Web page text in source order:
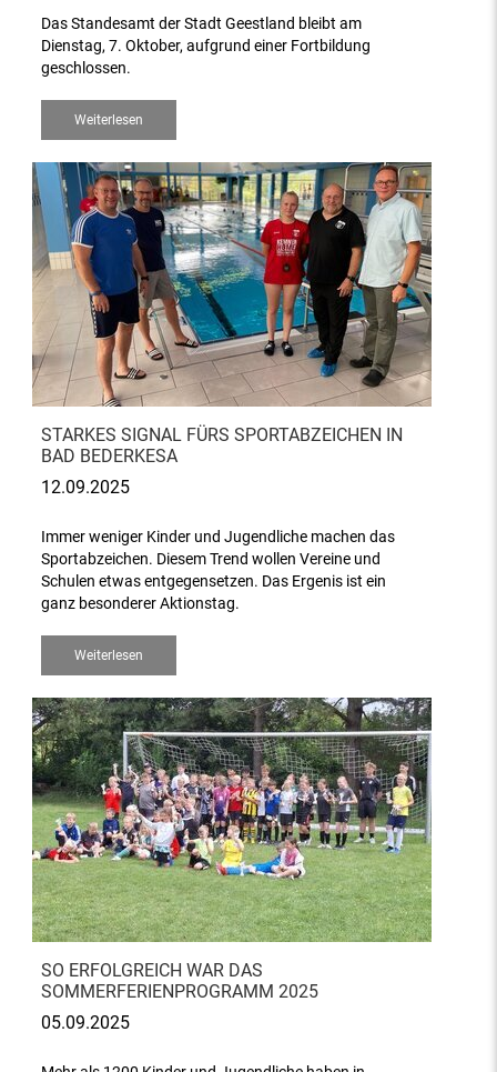
Das Standesamt der Stadt Geestland bleibt am
Dienstag, 7. Oktober, aufgrund einer Fortbildung
geschlossen.
Weiterlesen
STARKES SIGNAL FÜRS SPORTABZEICHEN IN
BAD BEDERKESA
12.09.2025
Immer weniger Kinder und Jugendliche machen das
Sportabzeichen. Diesem Trend wollen Vereine und
Schulen etwas entgegensetzen. Das Ergenis ist ein
ganz besonderer Aktionstag.
Weiterlesen
SO ERFOLGREICH WAR DAS
SOMMERFERIENPROGRAMM 2025
05.09.2025